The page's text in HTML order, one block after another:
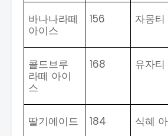
바나나라떼
아이스
156 자몽티
콜드브루
라떼 아이
스
168 유자티
딸기에이드 184 식혜